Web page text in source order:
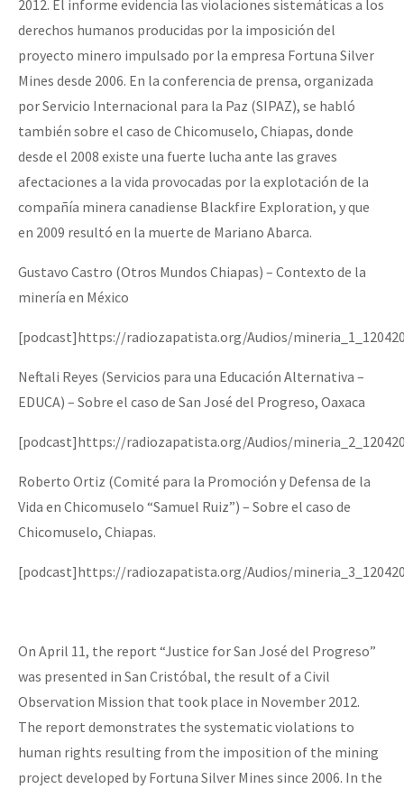
2012. El informe evidencia las violaciones sistemáticas a los
derechos humanos producidas por la imposición del
proyecto minero impulsado por la empresa Fortuna Silver
Mines desde 2006. En la conferencia de prensa, organizada
por Servicio Internacional para la Paz (SIPAZ), se habló
también sobre el caso de Chicomuselo, Chiapas, donde
desde el 2008 existe una fuerte lucha ante las graves
afectaciones a la vida provocadas por la explotación de la
compañía minera canadiense Blackfire Exploration, y que
en 2009 resultó en la muerte de Mariano Abarca.
Gustavo Castro (Otros Mundos Chiapas) – Contexto de la
minería en México
[podcast]https://radiozapatista.org/Audios/
Neftali Reyes (Servicios para una Educación Alternativa –
EDUCA) – Sobre el caso de San José del Progreso, Oaxaca
[podcast]https://radiozapatista.org/Audios/
Roberto Ortiz (Comité para la Promoción y Defensa de la
Vida en Chicomuselo “Samuel Ruiz”) – Sobre el caso de
Chicomuselo, Chiapas.
[podcast]https://radiozapatista.org/Audios/
On April 11, the report “Justice for San José del Progreso”
was presented in San Cristóbal, the result of a Civil
Observation Mission that took place in November 2012.
The report demonstrates the systematic violations to
human rights resulting from the imposition of the mining
project developed by Fortuna Silver Mines since 2006. In the